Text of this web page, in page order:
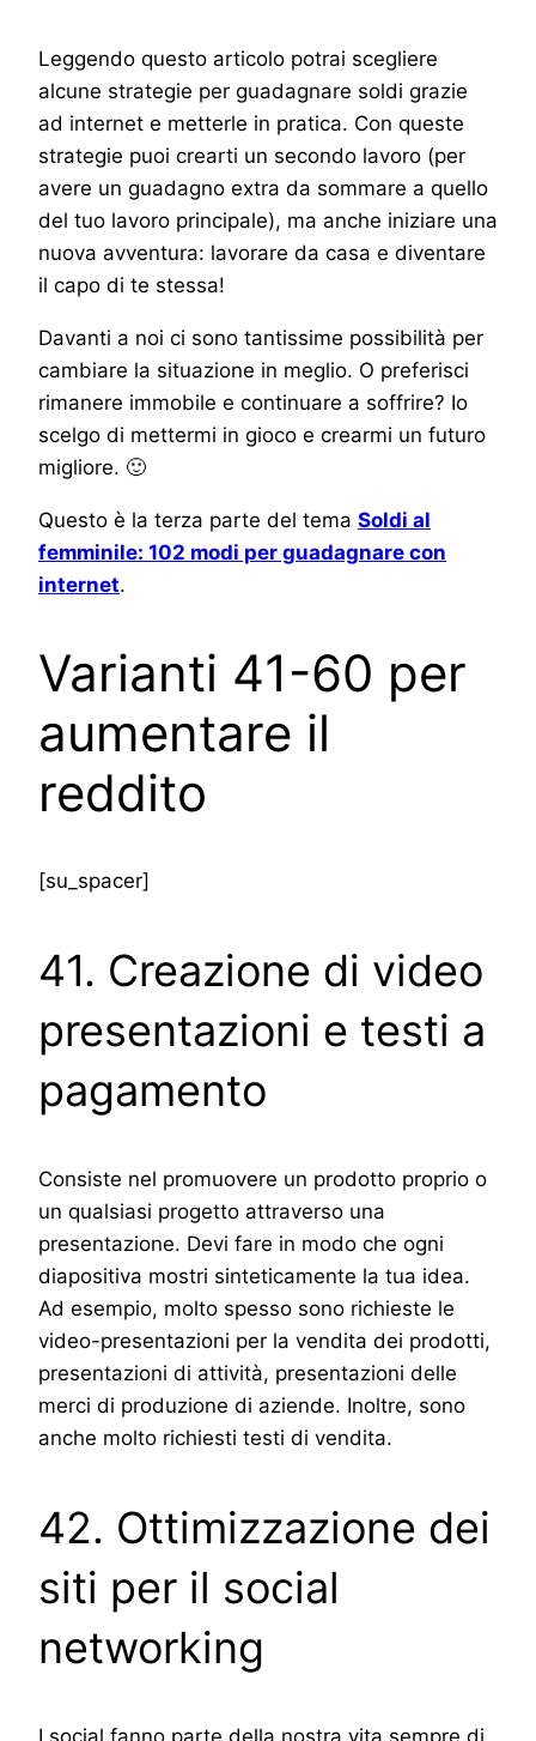
Leggendo questo articolo potrai scegliere
alcune strategie per guadagnare soldi grazie
ad internet e metterle in pratica. Con queste
strategie puoi crearti un secondo lavoro (per
avere un guadagno extra da sommare a quello
del tuo lavoro principale), ma anche iniziare una
nuova avventura: lavorare da casa e diventare
il capo di te stessa!
Davanti a noi ci sono tantissime possibilità per
cambiare la situazione in meglio. O preferisci
rimanere immobile e continuare a soffrire? Io
scelgo di mettermi in gioco e crearmi un futuro
migliore. 🙂
Questo è la terza parte del tema Soldi al
femminile: 102 modi per guadagnare con
internet.
Varianti 41-60 per
aumentare il
reddito
[su_spacer]
41. Creazione di video
presentazioni e testi a
pagamento
Consiste nel promuovere un prodotto proprio o
un qualsiasi progetto attraverso una
presentazione. Devi fare in modo che ogni
diapositiva mostri sinteticamente la tua idea.
Ad esempio, molto spesso sono richieste le
video-presentazioni per la vendita dei prodotti,
presentazioni di attività, presentazioni delle
merci di produzione di aziende. Inoltre, sono
anche molto richiesti testi di vendita.
42. Ottimizzazione dei
siti per il social
networking
I social fanno parte della nostra vita sempre di